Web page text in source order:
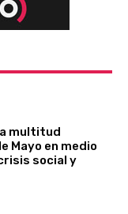
multitud
Mayo en medio
social y